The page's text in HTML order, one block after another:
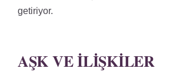
getiriyor.
AŞK VE İLIŞKILER